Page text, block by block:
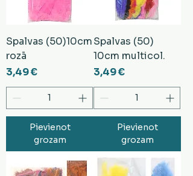
Spalvas (50)10cm
rozā
Cena
3,49 €
Pievienot
grozam
Spalvas (50)
10cm multicol.
Cena
3,49 €
Pievienot
grozam